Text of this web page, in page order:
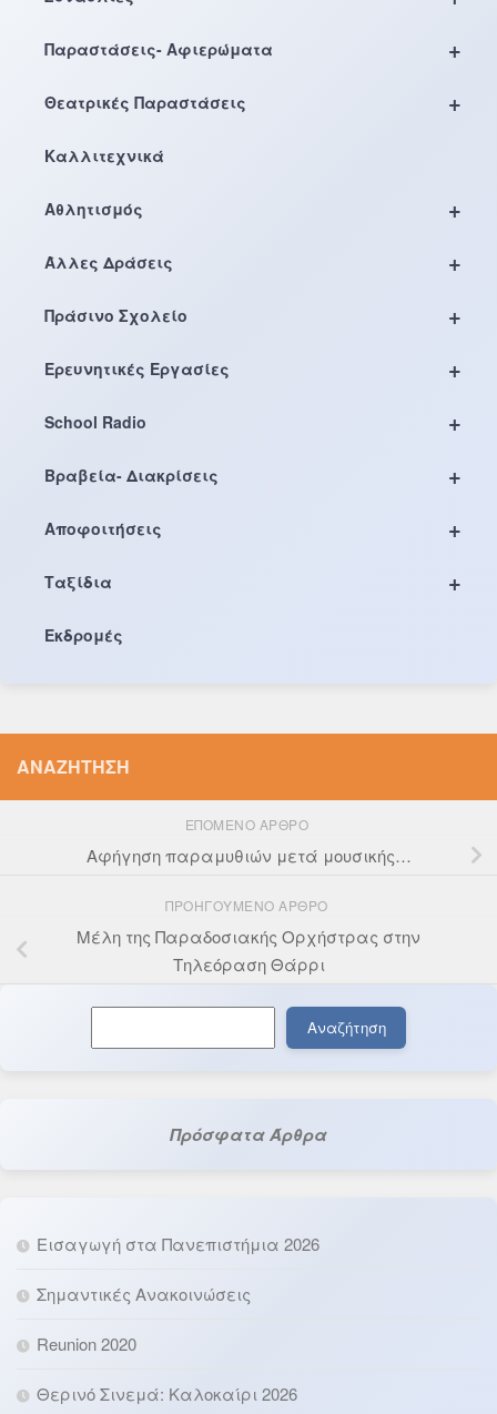
+
Παραστάσεις- Αφιερώματα
+
Θεατρικές Παραστάσεις
Καλλιτεχνικά
+
Αθλητισμός
+
Άλλες Δράσεις
+
Πράσινο Σχολείο
+
Ερευνητικές Εργασίες
+
School Radio
+
Βραβεία- Διακρίσεις
+
Αποφοιτήσεις
+
Ταξίδια
Εκδρομές
ΑΝΑΖΉΤΗΣΗ
ΕΠΌΜΕΝΟ ΆΡΘΡΟ
Αφήγηση παραμυθιών μετά μουσικής…
ΠΡΟΗΓΟΎΜΕΝΟ ΆΡΘΡΟ
Μέλη της Παραδοσιακής Ορχήστρας στην
Τηλεόραση Θάρρι
Αναζήτηση
Πρόσφατα Άρθρα
Εισαγωγή στα Πανεπιστήμια 2026
Σημαντικές Ανακοινώσεις
Reunion 2020
Θερινό Σινεμά: Καλοκαίρι 2026